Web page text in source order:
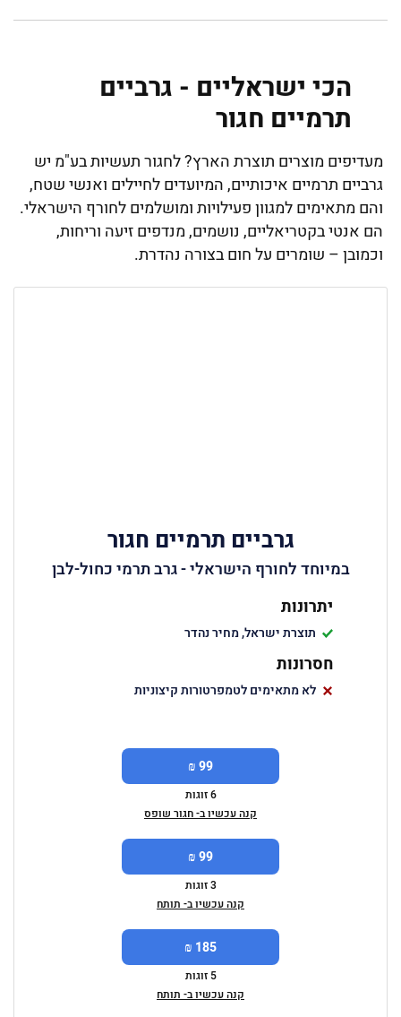
הכי ישראליים - גרביים
תרמיים חגור
מעדיפים מוצרים תוצרת הארץ? לחגור תעשיות בע"מ יש
גרביים תרמיים איכותיים, המיועדים לחיילים ואנשי שטח,
והם מתאימים למגוון פעילויות ומושלמים לחורף הישראלי.
הם אנטי בקטריאליים, נושמים, מנדפים זיעה וריחות,
וכמובן – שומרים על חום בצורה נהדרת.
גרביים תרמיים חגור
במיוחד לחורף הישראלי - גרב תרמי כחול-לבן
יתרונות
תוצרת ישראל, מחיר נהדר
חסרונות
לא מתאימים לטמפרטורות קיצוניות
99 ₪
6 זוגות
קנה עכשיו ב- חגור שופס
99 ₪
3 זוגות
קנה עכשיו ב- תותח
185 ₪
5 זוגות
קנה עכשיו ב- תותח